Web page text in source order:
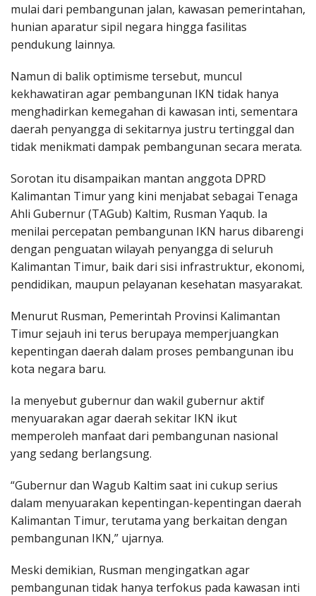
mulai dari pembangunan jalan, kawasan pemerintahan,
hunian aparatur sipil negara hingga fasilitas
pendukung lainnya.
Namun di balik optimisme tersebut, muncul
kekhawatiran agar pembangunan IKN tidak hanya
menghadirkan kemegahan di kawasan inti, sementara
daerah penyangga di sekitarnya justru tertinggal dan
tidak menikmati dampak pembangunan secara merata.
Sorotan itu disampaikan mantan anggota DPRD
Kalimantan Timur yang kini menjabat sebagai Tenaga
Ahli Gubernur (TAGub) Kaltim, Rusman Yaqub. Ia
menilai percepatan pembangunan IKN harus dibarengi
dengan penguatan wilayah penyangga di seluruh
Kalimantan Timur, baik dari sisi infrastruktur, ekonomi,
pendidikan, maupun pelayanan kesehatan masyarakat.
Menurut Rusman, Pemerintah Provinsi Kalimantan
Timur sejauh ini terus berupaya memperjuangkan
kepentingan daerah dalam proses pembangunan ibu
kota negara baru.
Ia menyebut gubernur dan wakil gubernur aktif
menyuarakan agar daerah sekitar IKN ikut
memperoleh manfaat dari pembangunan nasional
yang sedang berlangsung.
“Gubernur dan Wagub Kaltim saat ini cukup serius
dalam menyuarakan kepentingan-kepentingan daerah
Kalimantan Timur, terutama yang berkaitan dengan
pembangunan IKN,” ujarnya.
Meski demikian, Rusman mengingatkan agar
pembangunan tidak hanya terfokus pada kawasan inti